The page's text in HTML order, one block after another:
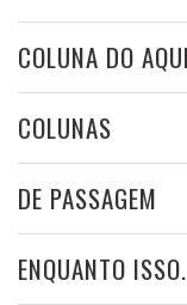
COLUNA DO
COLUNAS
DE PASSAGEM
ENQUANTO